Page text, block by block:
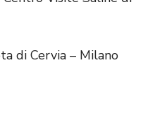
di Cervia – Milano